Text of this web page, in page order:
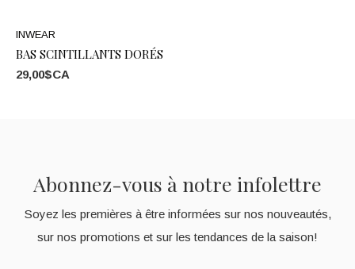
INWEAR
BAS SCINTILLANTS DORÉS
29,00$CA
Abonnez-vous à notre infolettre
Soyez les premières à être informées sur nos nouveautés,
sur nos promotions et sur les tendances de la saison!